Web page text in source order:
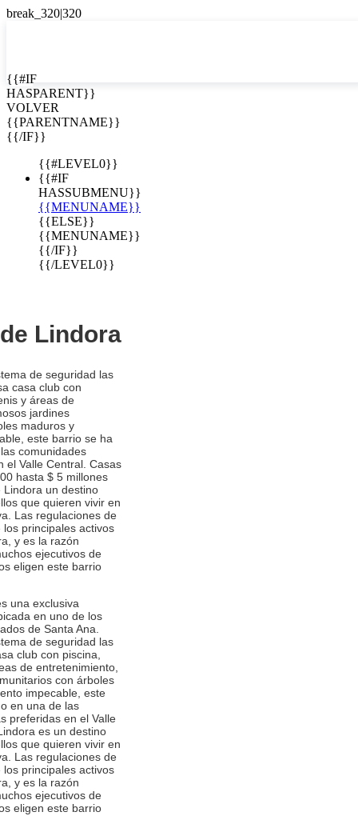

EN
ES
{{#IF
HASPARENT}}
VOLVER
{{PARENTNAME}}
{{/IF}}
{{#LEVEL0}}
{{#IF
HASSUBMENU}}
{{MENUNAME}}
{{ELSE}}
{{MENUNAME}}
{{/IF}}
{{/LEVEL0}}
Lindora
de seguridad las
casa club con
y áreas de
jardines
maduros y
este barrio se ha
comunidades
el Valle Central. Casas
hasta $ 5 millones
Lindora un destino
que quieren vivir en
Las regulaciones de
principales activos
y es la razón
ejecutivos de
eligen este barrio
una exclusiva
en uno de los
de Santa Ana.
de seguridad las
club con piscina,
de entretenimiento,
con árboles
impecable, este
en una de las
preferidas en el Valle
es un destino
que quieren vivir en
Las regulaciones de
principales activos
y es la razón
ejecutivos de
eligen este barrio